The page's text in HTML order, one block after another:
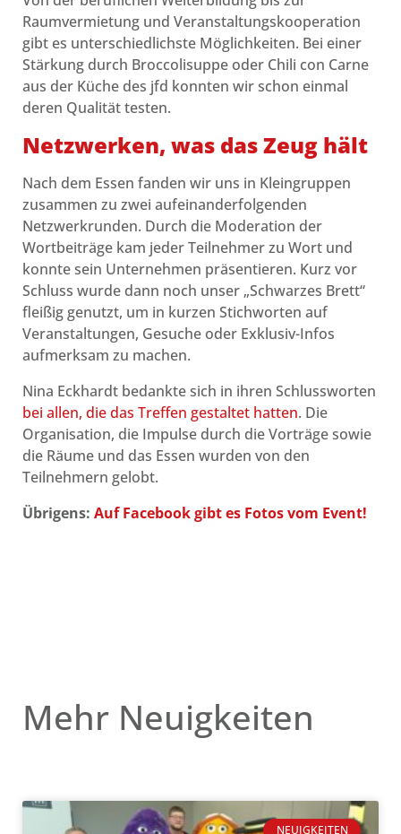
Raumvermietung und Veranstaltungskooperation
gibt es unterschiedlichste Möglichkeiten. Bei einer
Stärkung durch Broccolisuppe oder Chili con Carne
aus der Küche des jfd konnten wir schon einmal
deren Qualität testen.
Netzwerken, was das Zeug hält
Nach dem Essen fanden wir uns in Kleingruppen
zusammen zu zwei aufeinanderfolgenden
Netzwerkrunden. Durch die Moderation der
Wortbeiträge kam jeder Teilnehmer zu Wort und
konnte sein Unternehmen präsentieren. Kurz vor
Schluss wurde dann noch unser „Schwarzes Brett“
fleißig genutzt, um in kurzen Stichworten auf
Veranstaltungen, Gesuche oder Exklusiv-Infos
aufmerksam zu machen.
Nina Eckhardt bedankte sich in ihren Schlussworten
bei allen, die das Treffen gestaltet hatten. Die
Organisation, die Impulse durch die Vorträge sowie
die Räume und das Essen wurden von den
Teilnehmern gelobt.
Übrigens: Auf Facebook gibt es Fotos vom Event!
Mehr Neuigkeiten
NEUIGKEITEN